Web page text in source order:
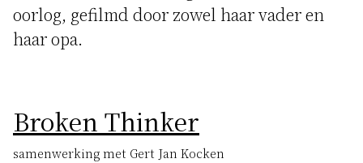
oorlog, gefilmd door zowel haar vader en
haar opa.
Broken Thinker
samenwerking met Gert Jan Kocken